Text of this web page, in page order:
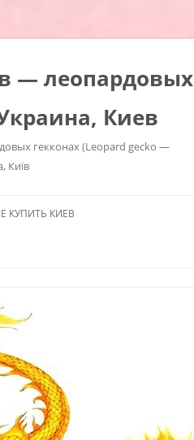
— леопардовых
Киев
гекконах (Leopard gecko —
Київ
КУПИТЬ КИЕВ